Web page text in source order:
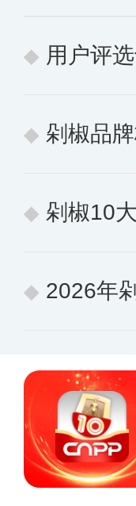
用户评
剁椒品牌
剁椒10
2026年